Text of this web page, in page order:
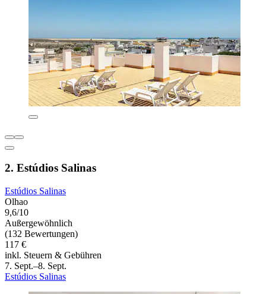
2. Estúdios Salinas
Estúdios Salinas
Olhao
9,6/10
Außergewöhnlich
(132 Bewertungen)
117 €
inkl. Steuern & Gebühren
7. Sept.–8. Sept.
Estúdios Salinas